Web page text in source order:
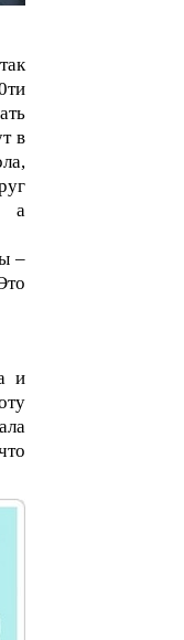
в
а
–
и